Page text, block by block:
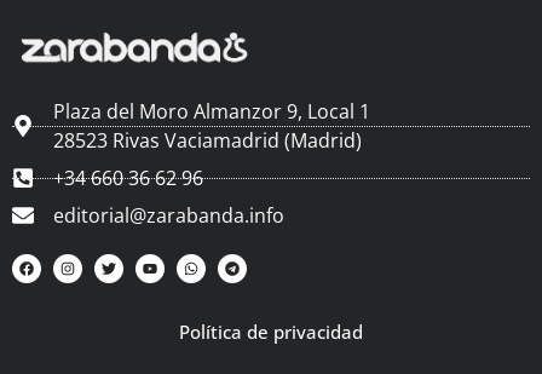
Plaza del Moro Almanzor 9, Local 1
28523 Rivas Vaciamadrid (Madrid)
+34 660 36 62 96
editorial@zarabanda.info
Política de privacidad